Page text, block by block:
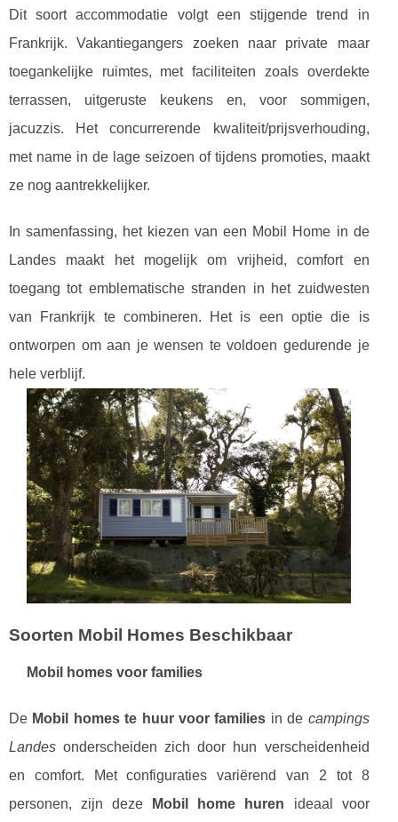
Dit soort accommodatie volgt een stijgende trend in
Frankrijk. Vakantiegangers zoeken naar private maar
toegankelijke ruimtes, met faciliteiten zoals overdekte
terrassen, uitgeruste keukens en, voor sommigen,
jacuzzis. Het concurrerende kwaliteit/prijsverhouding,
met name in de lage seizoen of tijdens promoties, maakt
ze nog aantrekkelijker.
In samenfassing, het kiezen van een Mobil Home in de
Landes maakt het mogelijk om vrijheid, comfort en
toegang tot emblematische stranden in het zuidwesten
van Frankrijk te combineren. Het is een optie die is
ontworpen om aan je wensen te voldoen gedurende je
hele verblijf.
Soorten Mobil Homes Beschikbaar
Mobil homes voor families
De Mobil homes te huur voor families in de campings
Landes onderscheiden zich door hun verscheidenheid
en comfort. Met configuraties variërend van 2 tot 8
personen, zijn deze
Mobil home huren ideaal voor